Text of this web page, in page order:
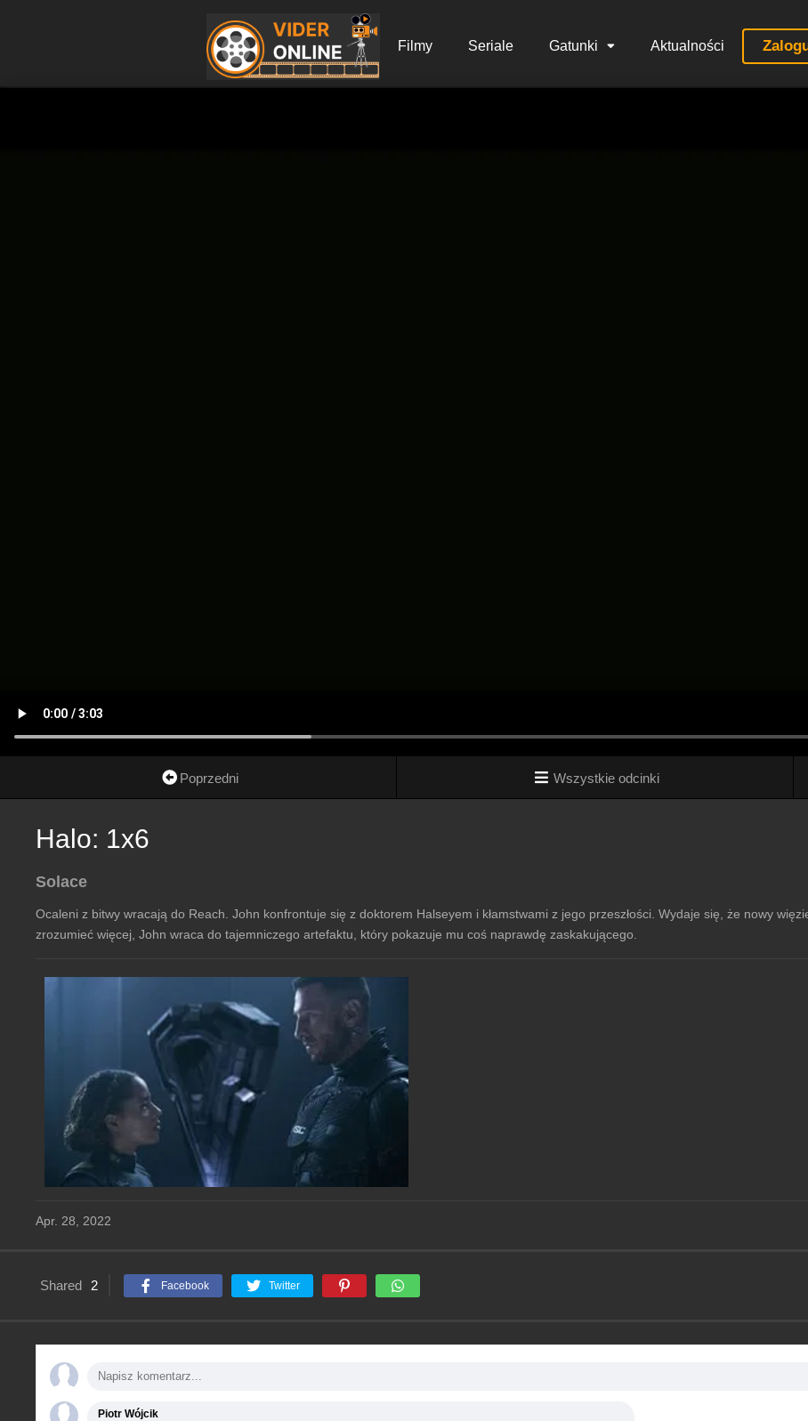
Filmy Seriale Gatunki Aktualności
Poprzedni Wszystkie odcinki
Halo: 1x6
Solace
Ocaleni z bitwy wracają do Reach. John konfrontuje się z doktorem Halseyem i kłamstwami z jego przeszłości. Wydaje się, że nowy
zrozumieć więcej, John wraca do tajemniczego artefaktu, który pokazuje mu coś naprawdę zaskakującego.
Apr. 28, 2022
Shared 2 Facebook Twitter
Piotr Wójcik